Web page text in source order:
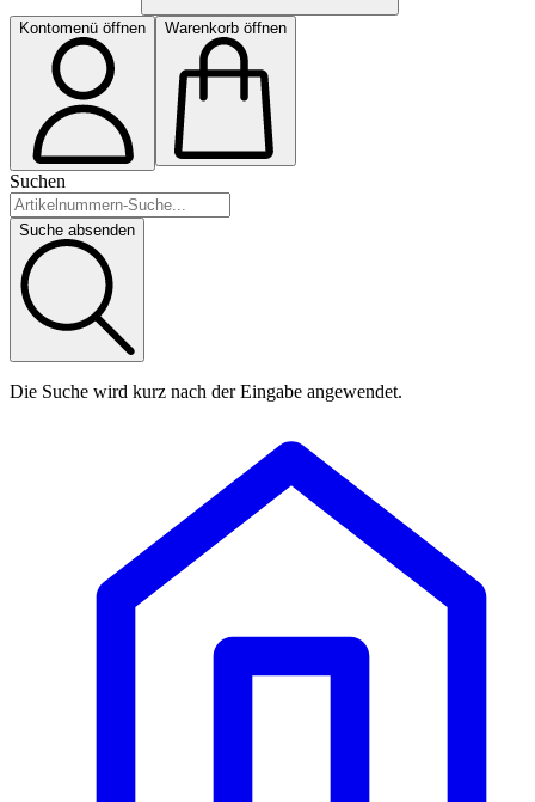
Kontomenü öffnen Warenkorb öffnen
Suchen
Suche absenden
Die Suche wird kurz nach der Eingabe angewendet.